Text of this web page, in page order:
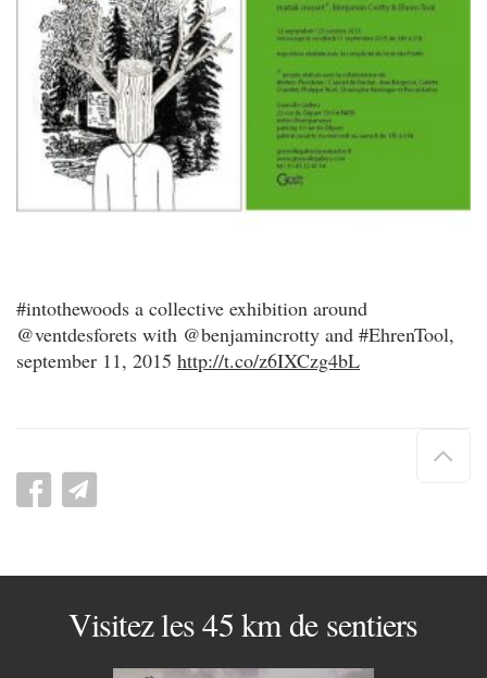
#intothewoods a collective exhibition around
@ventdesforets with @benjamincrotty and #EhrenTool,
september 11, 2015 http://t.co/z6IXCzg4bL
de
Visitez les 45 km de sentiers